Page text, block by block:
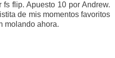
flip. Apuesto 10 por Andrew.
de mis momentos favoritos
molando ahora.